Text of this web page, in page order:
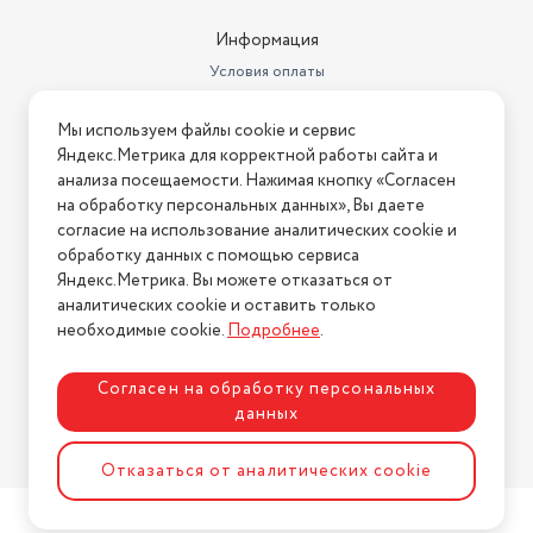
Ширина товара в упаковке, в
0.11
метрах
0.61
Вес товара в упаковке, (кг)
3
Высота, см
38
Стандарт крепления VESA
100x100 мм
Цвет товара
черный
Комплектация
коробка; телевизор; Пульт;
Опорные подставки с винтами
крепления; инструкция
Гарантийный срок
1 год
Информация
Условия оплаты
Условия возврата
Нашли ошибку на сайте? Напишите нам
2026 © Интернет-магазин "АстМаркет". У нас есть всё!
Политика конфиденциальности
Разработка сайтаASTDESIGN
Мы используем файлы cookie и сервис
Яндекс.Метрика для корректной работы сайта и
анализа посещаемости. Нажимая кнопку «Согласен
на обработку персональных данных», Вы даете
согласие на использование аналитических cookie и
обработку данных с помощью сервиса
Яндекс.Метрика. Вы можете отказаться от
аналитических cookie и оставить только
необходимые cookie.Подробнее.
Согласен на обработку персональных
данных
Отказаться от аналитических cookie